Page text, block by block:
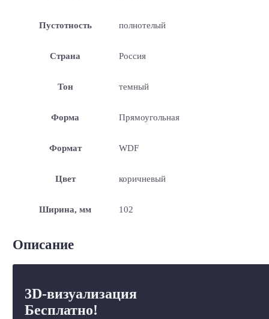
Пустотность полнотелый
Страна Россия
Тон темный
Форма Прямоугольная
Формат WDF
Цвет коричневый
Ширина, мм 102
Описание
3D-визуализация
Бесплатно!